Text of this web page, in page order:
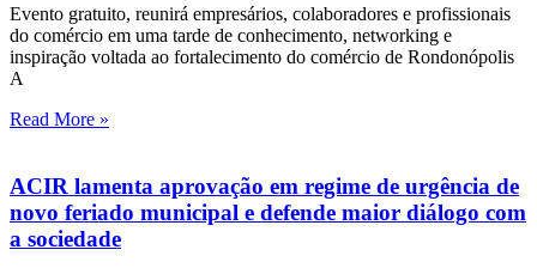
Evento gratuito, reunirá empresários, colaboradores e profissionais
do comércio em uma tarde de conhecimento, networking e
inspiração voltada ao fortalecimento do comércio de Rondonópolis
A
Read More »
ACIR lamenta aprovação em regime de urgência de
novo feriado municipal e defende maior diálogo com
a sociedade